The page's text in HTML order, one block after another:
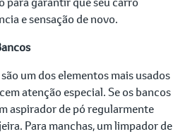
e sensação de novo.
um dos elementos mais usados
atenção especial. Se os bancos
aspirador de pó regularmente
Para manchas, um limpador de